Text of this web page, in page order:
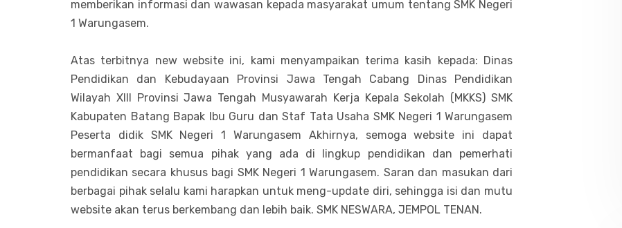
memberikan informasi dan wawasan kepada masyarakat umum tentang SMK Negeri
1 Warungasem.
Atas terbitnya new website ini, kami menyampaikan terima kasih kepada: Dinas
Pendidikan dan Kebudayaan Provinsi Jawa Tengah Cabang Dinas Pendidikan
Wilayah XIII Provinsi Jawa Tengah Musyawarah Kerja Kepala Sekolah (MKKS) SMK
Kabupaten Batang Bapak Ibu Guru dan Staf Tata Usaha SMK Negeri 1 Warungasem
Peserta didik SMK Negeri 1 Warungasem Akhirnya, semoga website ini dapat
bermanfaat bagi semua pihak yang ada di lingkup pendidikan dan pemerhati
pendidikan secara khusus bagi SMK Negeri 1 Warungasem. Saran dan masukan dari
berbagai pihak selalu kami harapkan untuk meng-update diri, sehingga isi dan mutu
website akan terus berkembang dan lebih baik. SMK NESWARA, JEMPOL TENAN.